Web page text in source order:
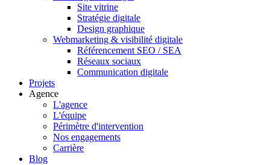
Site vitrine
Stratégie digitale
Design graphique
Webmarketing & visibilité digitale
Référencement SEO / SEA
Réseaux sociaux
Communication digitale
Projets
Agence
L'agence
L'équipe
Périmètre d'intervention
Nos engagements
Carrière
Blog